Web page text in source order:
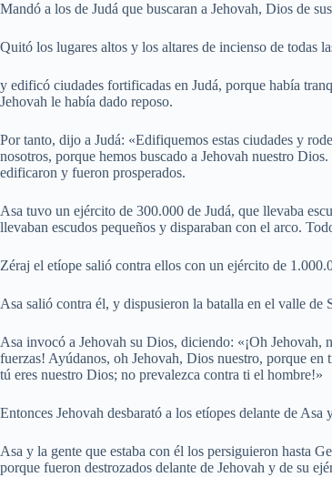
Mandó a los de Judá que buscaran a Jehovah, Dios de
Quitó los lugares altos y los altares de incienso de todas
y edificó ciudades fortificadas en Judá, porque había
Jehovah le había dado reposo.
Por tanto, dijo a Judá: «Edifiquemos estas ciudades y
nosotros, porque hemos buscado a Jehovah nuestro
edificaron y fueron prosperados.
Asa tuvo un ejército de 300.000 de Judá, que llevaba
llevaban escudos pequeños y disparaban con el arco.
Zéraj el etíope salió contra ellos con un ejército de
Asa salió contra él, y dispusieron la batalla en el valle de
Asa invocó a Jehovah su Dios, diciendo: «¡Oh
fuerzas! Ayúdanos, oh Jehovah, Dios nuestro, porque
tú eres nuestro Dios; no prevalezca contra ti el hombre!»
Entonces Jehovah desbarató a los etíopes delante de
Asa y la gente que estaba con él los persiguieron hasta
porque fueron destrozados delante de Jehovah y de su